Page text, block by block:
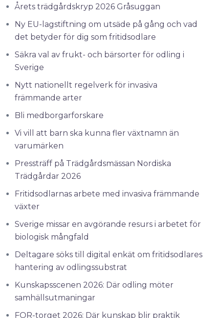
Årets trädgårdskryp 2026 Gråsuggan
Ny EU-lagstiftning om utsäde på gång och vad
det betyder för dig som fritidsodlare
Säkra val av frukt- och bärsorter för odling i
Sverige
Nytt nationellt regelverk för invasiva
främmande arter
Bli medborgarforskare
Vi vill att barn ska kunna fler växtnamn än
varumärken
Pressträff på Trädgårdsmässan Nordiska
Trädgårdar 2026
Fritidsodlarnas arbete med invasiva främmande
växter
Sverige missar en avgörande resurs i arbetet för
biologisk mångfald
Deltagare söks till digital enkät om fritidsodlares
hantering av odlingssubstrat
Kunskapsscenen 2026: Där odling möter
samhällsutmaningar
FOR-torget 2026: Där kunskap blir praktik